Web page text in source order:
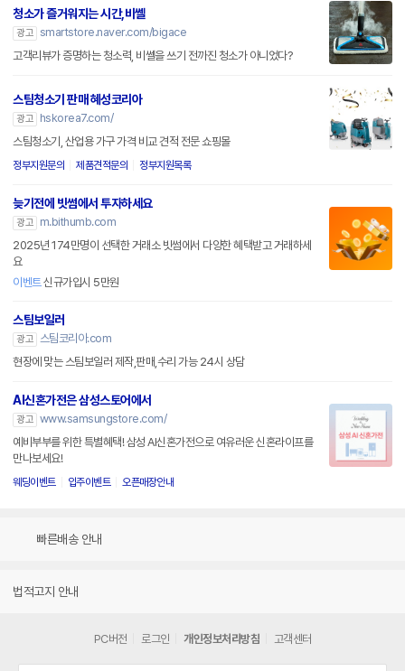
청소가 즐거워지는 시간,비쎌
광고 smartstore.naver.com/bigace
고객리뷰가 증명하는 청소력, 비쎌을 쓰기 전까진 청소가 아니었다?
스팀청소기 판매 혜성코리아
광고
hskorea7.com/
스팀청소기, 산업용 가구 가격 비교 견적 전문 쇼핑몰
정부지원문의 제품견적문의 정부지원목록
늦기전에 빗썸에서 투자하세요
광고
m.bithumb.com
2025년 174만명이 선택한 거래소 빗썸에서 다양한 혜택받고 거래하세
요
이벤트신규가입시 5만원
스팀보일러
광고 스팀코리아.com
현장에 맞는 스팀보일러 제작,판매,수리 가능 24시 상담
AI신혼가전은 삼성스토어에서
광고 www.samsungstore.com/
예비부부를 위한 특별혜택! 삼성 AI신혼가전으로 여유러운 신혼라이프를
만나보세요!
웨딩이벤트 입주이벤트 오픈매장안내
빠른배송 안내
법적고지 안내
PC버전 로그인 개인정보처리방침 고객센터